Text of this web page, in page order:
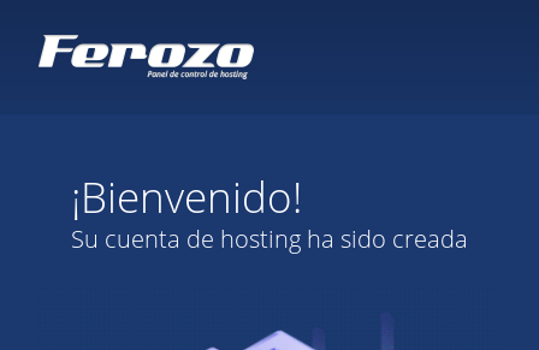
¡Bienvenido!
Su cuenta de hosting ha sido creada